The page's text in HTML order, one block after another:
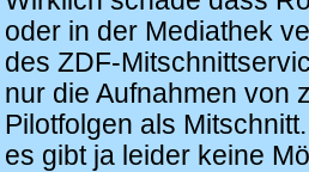
oder in der Mediathek
des ZDF-
nur die Aufnahmen von
Pilotfolgen als
es gibt ja leider keine